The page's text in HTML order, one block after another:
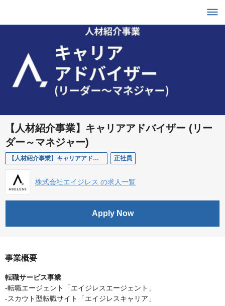
【人材紹介事業】キャリアアドバイザー (リー
ダー～マネジャー)
【人材紹介事業】キャリアアドバイザー (リーダー～マネジャー) 正社員
株式会社エイジレス の求人一覧
Apply Now
事業概要
転職サービス事業
-転職エージェント「エイジレスエージェント」
-スカウト型転職サイト「エイジレスキャリア」